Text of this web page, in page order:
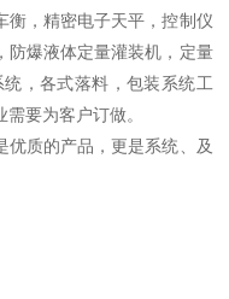
衡，精密电子天平，控制仪
防爆液体定量灌装机，定量
，各式落料，包装系统工
企业需要为客户订做。
质的产品，更是系统、及